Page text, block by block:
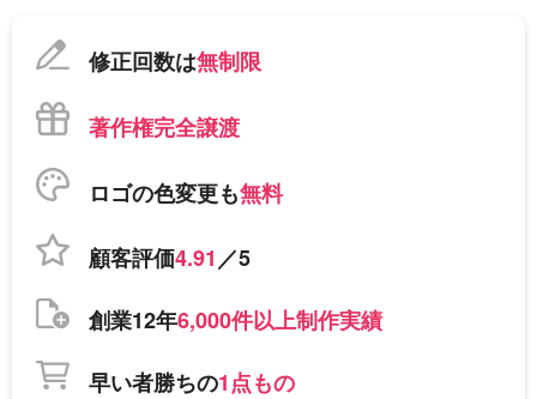
修正回数は無制限
著作権完全譲渡
ロゴの色変更も無料
顧客評価4.91／5
創業12年6,000件以上制作実績
早い者勝ちの1点もの